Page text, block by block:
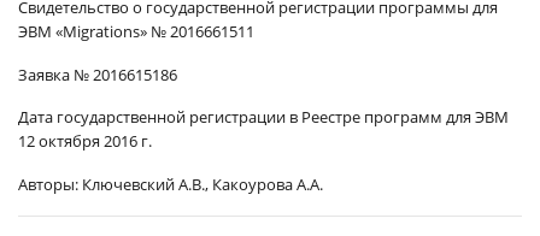
Свидетельство о государственной регистрации программы для
ЭВМ «Migrations» № 2016661511
Заявка № 2016615186
Дата государственной регистрации в Реестре программ для ЭВМ
12 октября 2016 г.
Авторы: Ключевский А.В., Какоурова А.А.